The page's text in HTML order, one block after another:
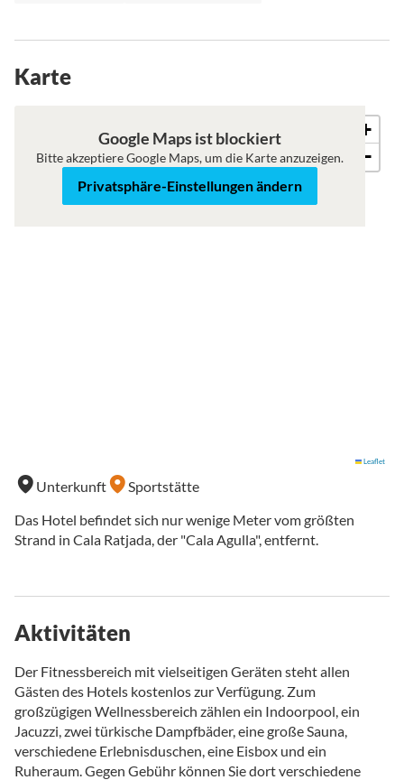
Karte
Roadmap Satellit
+
−
Leaflet
Google Maps ist blockiert
Bitte akzeptiere Google Maps, um die Karte anzuzeigen.
Privatsphäre-Einstellungen ändern
Unterkunft
Sportstätte
Das Hotel befindet sich nur wenige Meter vom größten
Strand in Cala Ratjada, der "Cala Agulla", entfernt.
Aktivitäten
Der Fitnessbereich mit vielseitigen Geräten steht allen
Gästen des Hotels kostenlos zur Verfügung. Zum
großzügigen Wellnessbereich zählen ein Indoorpool, ein
Jacuzzi, zwei türkische Dampfbäder, eine große Sauna,
verschiedene Erlebnisduschen, eine Eisbox und ein
Ruheraum. Gegen Gebühr können Sie dort verschiedene